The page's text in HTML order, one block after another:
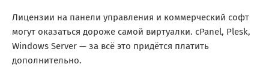
Лицензии на панели управления и коммерческий софт
могут оказаться дороже самой виртуалки. cPanel, Plesk,
Windows Server — за всё это придётся платить
дополнительно.